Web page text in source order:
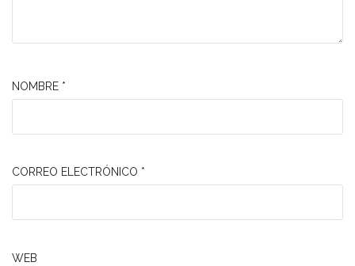
NOMBRE *
CORREO ELECTRÓNICO *
WEB